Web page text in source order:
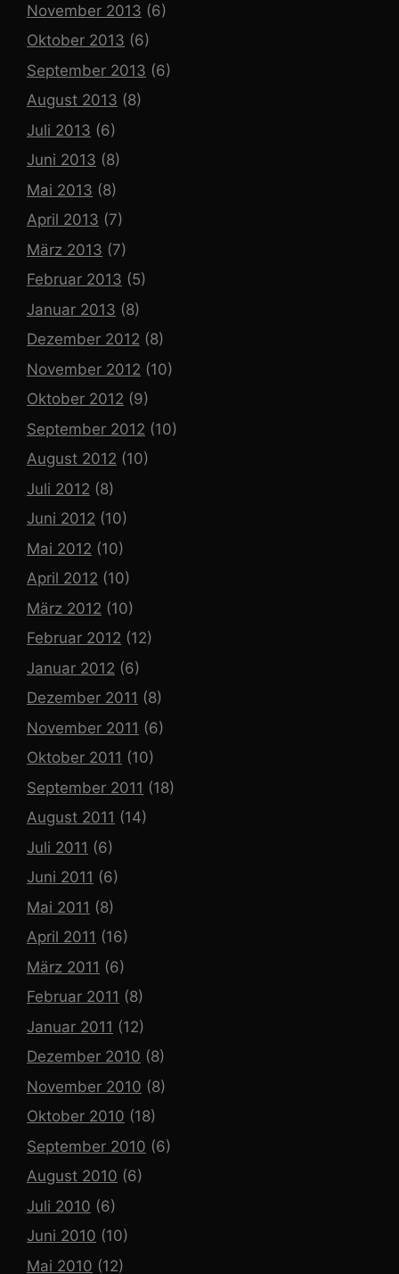
November 2013 (6)
Oktober 2013 (6)
September 2013 (6)
August 2013 (8)
Juli 2013 (6)
Juni 2013 (8)
Mai 2013 (8)
April 2013 (7)
März 2013 (7)
Februar 2013 (5)
Januar 2013 (8)
Dezember 2012 (8)
November 2012 (10)
Oktober 2012 (9)
September 2012 (10)
August 2012 (10)
Juli 2012 (8)
Juni 2012 (10)
Mai 2012 (10)
April 2012 (10)
März 2012 (10)
Februar 2012 (12)
Januar 2012 (6)
Dezember 2011 (8)
November 2011 (6)
Oktober 2011 (10)
September 2011 (18)
August 2011 (14)
Juli 2011 (6)
Juni 2011 (6)
Mai 2011 (8)
April 2011 (16)
März 2011 (6)
Februar 2011 (8)
Januar 2011 (12)
Dezember 2010 (8)
November 2010 (8)
Oktober 2010 (18)
September 2010 (6)
August 2010 (6)
Juli 2010 (6)
Juni 2010 (10)
Mai 2010 (12)